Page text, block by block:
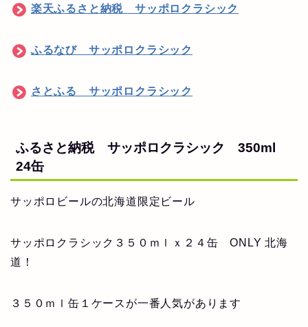
楽天ふるさと納税 サッポロクラシック
ふるなび サッポロクラシック
さとふる サッポロクラシック
ふるさと納税 サッポロクラシック 350ml
24缶
サッポロビールの北海道限定ビール
サッポロクラシック３５０ｍｌｘ２４缶 ONLY 北海
道！
３５０ｍｌ缶１ケースが一番人気があります